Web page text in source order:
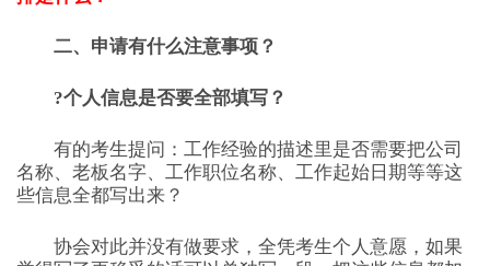
二、申请有什么注意事项？
?个人信息是否要全部填写？
有的考生提问：工作经验的描述里是否需要把公司
名称、老板名字、工作职位名称、工作起始日期等等这
些信息全都写出来？
协会对此并没有做要求，全凭考生个人意愿，如果